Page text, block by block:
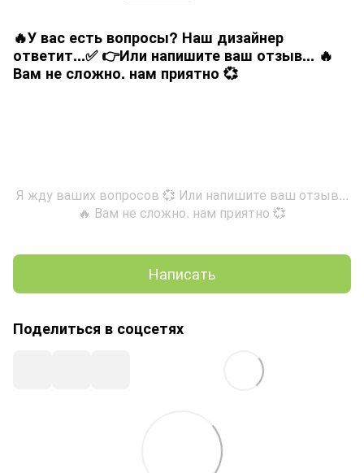
🔥У вас есть вопросы? Наш дизайнер
ответит...✅ 👉Или напишите ваш отзыв... 🔥
Вам не сложно. нам приятно 💞
Я жду ваших вопросов 💞 Или напишите ваш отзыв...
🔥 Вам не сложно. нам приятно 💞
Написать
Поделиться в соцсетях